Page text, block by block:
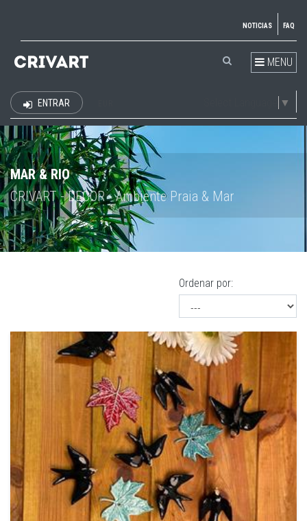
NOTICIAS FAQ
MENU
▼
ENTRAR
MAR & RIO
CRIVART - DECOR - Ambiente Praia & Mar
Ordenar por: